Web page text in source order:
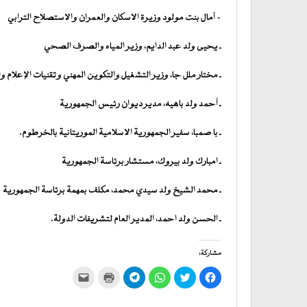
– آمال بنت مولود وزيرة الاسكان والعمران والاستصلاح الترابي
ـ يحيى ولد عبد الدايم، وزير المياه والصرف الصحي
ـ مختار ملل جا، وزير التشغيل والتكوين المهني وتقنيات الإعلام
ـ أحمد ولد باهيه، مدير ديوان رئيس الجمهورية
ـ با صمبا، سفير الجمهورية الاسلامية الموريتانية بالخرطوم.
ـ امبارك ولد بيروك، مستشار برئاسة الجمهورية
ـ محمد الشيخ ولد سيدي محمد، مكلف بمهمة برئاسة الجمهورية
ـ الحسن ولد احمد، المدير العام لتشريفات الدولة.
مشاركة:
انقر
للمشاركة
على
اضغط
للمشاركة
على
انقر
للمشاركة
على
انقر
للمشاركة
اضغط
للطباعة